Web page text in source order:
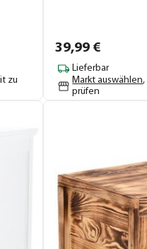
zu
39,99 €
Lieferbar
Markt auswählen,
prüfen